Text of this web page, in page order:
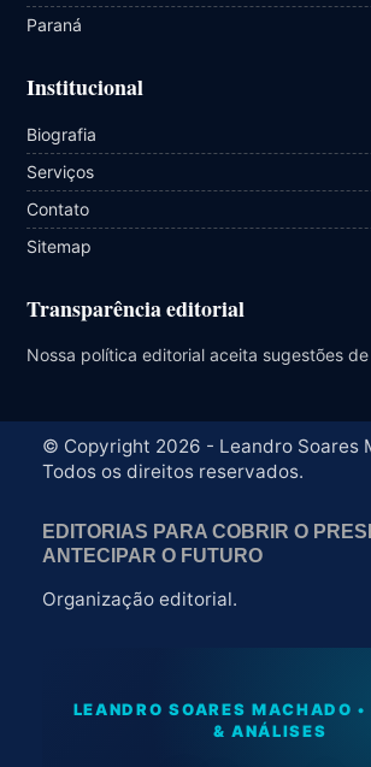
Paraná
Institucional
Biografia
Serviços
Contato
Sitemap
Transparência editorial
Nossa política editorial aceita sugestões
© Copyright 2026 - Leandro Soares
Todos os direitos reservados.
EDITORIAS PARA COBRIR O
ANTECIPAR O FUTURO
Organização editorial.
LEANDRO SOARES MACHADO
& ANÁLISES